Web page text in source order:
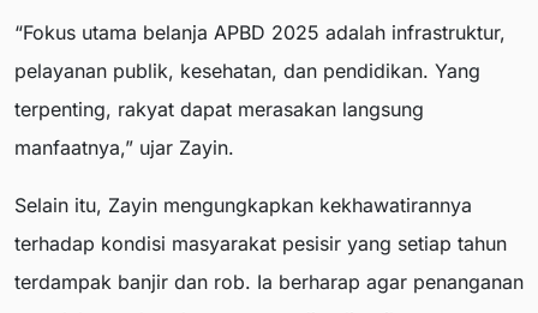
“Fokus utama belanja APBD 2025 adalah infrastruktur,
pelayanan publik, kesehatan, dan pendidikan. Yang
terpenting, rakyat dapat merasakan langsung
manfaatnya,” ujar Zayin.
Selain itu, Zayin mengungkapkan kekhawatirannya
terhadap kondisi masyarakat pesisir yang setiap tahun
terdampak banjir dan rob. Ia berharap agar penanganan